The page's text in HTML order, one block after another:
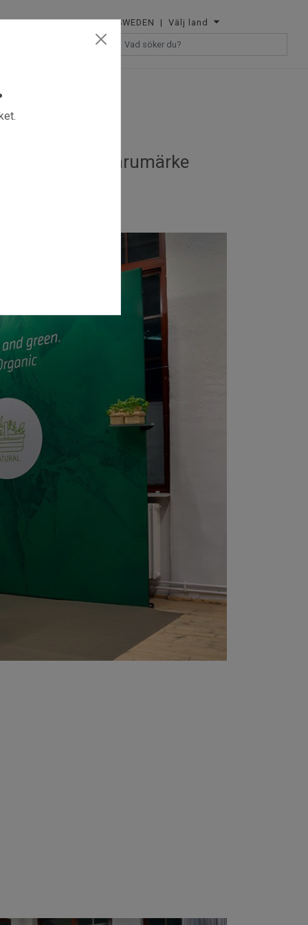
SWEDEN | Välj land
ger ditt varumärke